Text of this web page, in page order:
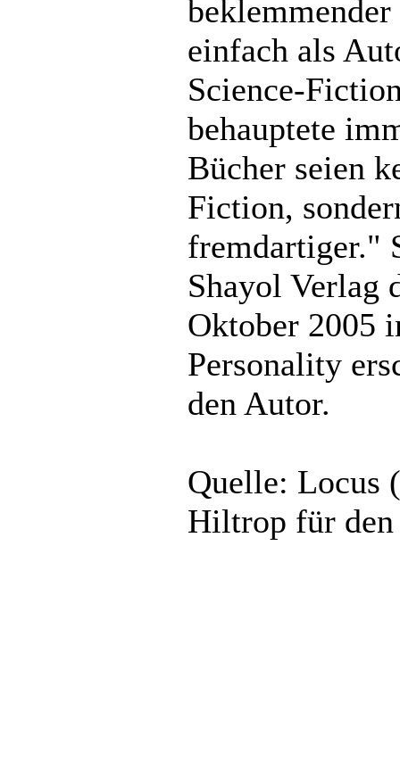
einfach als
Science-
behauptete
Bücher seien
Fiction,
fremdartiger."
Shayol Verlag
Oktober 2005
Personality
den Autor.
Quelle: Locus
Hiltrop für